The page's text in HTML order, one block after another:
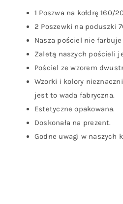
1 Poszwa na kołdrę 160/
2 Poszewki na poduszki
Nasza pościel nie
Zaletą naszych pościeli
Pościel ze wzorem
Wzorki i kolory
jest to wada fabryczna.
Estetyczne opakowana.
Doskonała na prezent.
Godne uwagi w naszych